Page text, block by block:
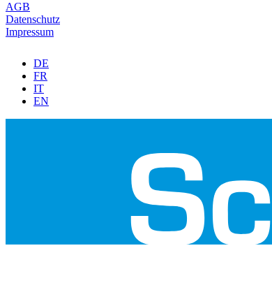
AGB
Datenschutz
Impressum
DE
FR
IT
EN